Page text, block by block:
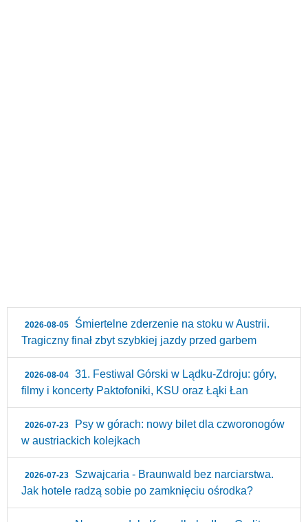
2026-08-05
Śmiertelne zderzenie na stoku w Austrii.
Tragiczny finał zbyt szybkiej jazdy przed garbem
2026-08-04
31. Festiwal Górski w Lądku-Zdroju: góry,
filmy i koncerty Paktofoniki, KSU oraz Łąki Łan
2026-07-23
Psy w górach: nowy bilet dla czworonogów
w austriackich kolejkach
2026-07-23
Szwajcaria - Braunwald bez narciarstwa.
Jak hotele radzą sobie po zamknięciu ośrodka?